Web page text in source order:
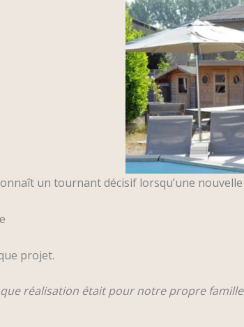
un tournant décisif lorsqu’une
projet.
réalisation était pour notre propre